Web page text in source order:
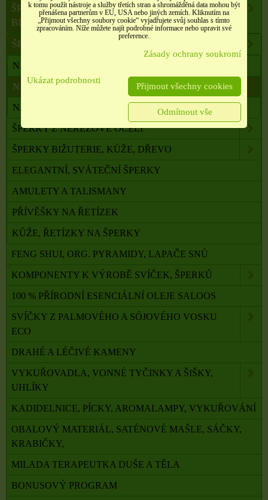
ŠPERKY, NEREZOVÁ OCEL, PŘÍRODNÍ KÁMEN,
BIŽUTERIE
ŠPERKY Z PŘÍRODNÍCH LÉČIVÝCH MINERÁLŮ
NÁHRDELNÍKY
NÁRAMKY
NÁUŠNICE
ŠPERKY Z NEREZOVÉ OCELI
ŠPERKY BIŽUTERIE, KŮŽE, DŘEVO
ELEGANTNÍ, SVÁTEČNÍ ŠPERKY
AMULETY A TALISMANY
PŘÍVĚŠKY NA ŘETÍZEK
KŮŽE, ŘETÍZKY NA ŠPERKY
FENG SHUI, ORG. PYRAMIDY, LAPAČE SNŮ
KOMPONENTY K VÝROBĚ SVÍČEK, ŠPERKŮ
100 % PŘÍRODNÍ ESENCIÁLNÍ OLEJE SALOOS
SVÍČKY Z PALMOVÉHO A SÓJOVÉHO VOSKU
ECO
DRAHÉ A LÉČIVÉ KAMENY
VYKUŘOVADLA, VONNÉ TYČINKY A ŠIŠKY,
UHLÍKY
KADIDELNICE, PÍCKY, AROMALAMPY, VYKUŘOVÁNÍ
OBALOVÝ MATERIÁL, SATÉNOVÉ MAŠLE, SÁČKY,
KRABIČKY,
MILADA TERAPEUTKA DUŠE A TĚLA
BONUSOVÝ PROGRAM
k tomu použít nástroje a služby třetích stran a shromážděná data mohou být
přenášena partnerům v EU, USA nebo jiných zemích. Kliknutím na
„Přijmout všechny soubory cookie“ vyjadřujete svůj souhlas s tímto
zpracováním. Níže můžete najít podrobné informace nebo upravit své
preference.
Zásady ochrany soukromí
Ukázat podrobnosti
Přijmout všechny cookies
Odmítnout vše